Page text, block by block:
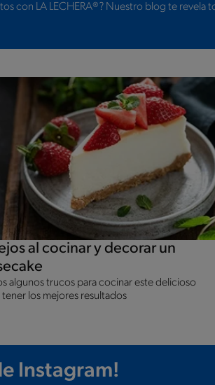
con LA LECHERA®? Nuestro blog te revela
al cocinar y decorar un
algunos trucos para cocinar este delicioso
los mejores resultados
Instagram!